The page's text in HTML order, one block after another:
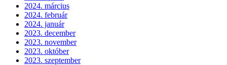
2024. március
2024. február
2024. január
2023. december
2023. november
2023. október
2023. szeptember